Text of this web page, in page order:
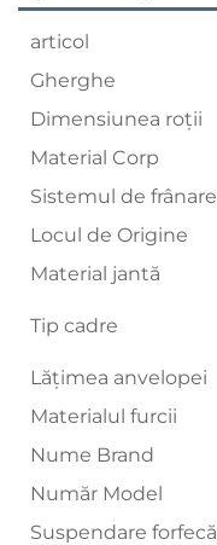
articol
Gherghe
Dimensiunea roții
Material Corp
Sistemul de frânare
Locul de Origine
Material jantă
Tip cadre
Lățimea anvelopei
Materialul furcii
Nume Brand
Număr Model
Suspendare forfecă